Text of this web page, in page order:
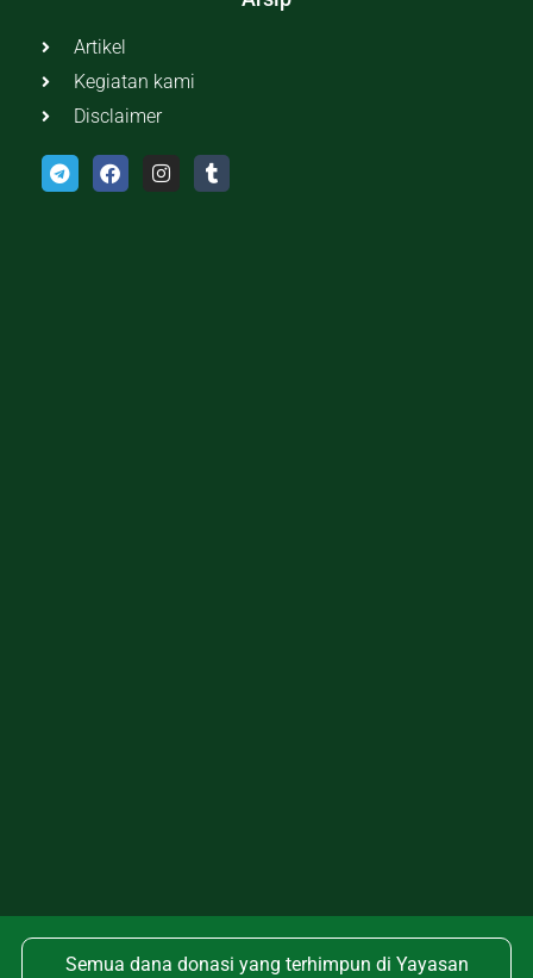
Artikel
Kegiatan kami
Disclaimer
Semua dana donasi yang terhimpun di Yayasan